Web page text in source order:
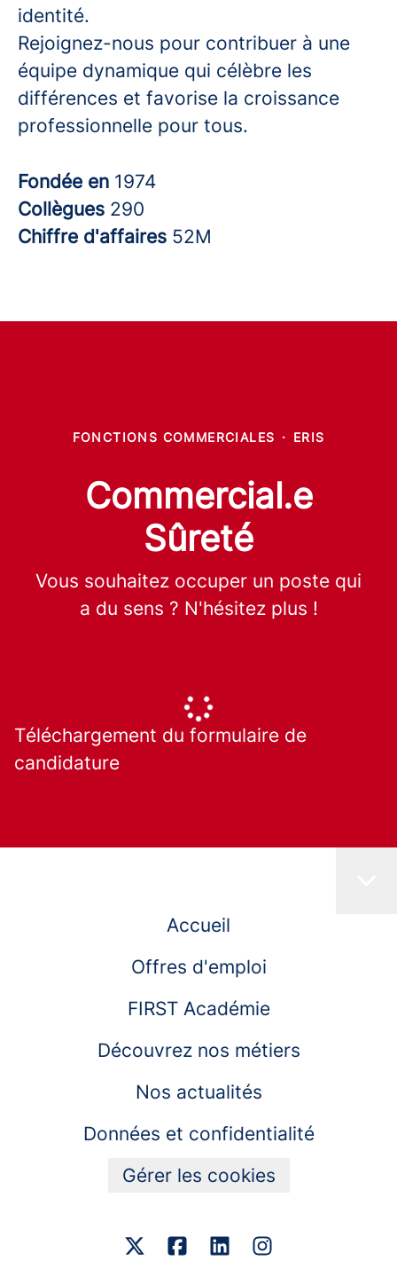
identité.
Rejoignez-nous pour contribuer à une
équipe dynamique qui célèbre les
différences et favorise la croissance
professionnelle pour tous.
Fondée en 1974
Collègues 290
Chiffre d'affaires 52M
FONCTIONS COMMERCIALES · ERIS
Commercial.e
Sûreté
Vous souhaitez occuper un poste qui
a du sens ? N'hésitez plus !
Téléchargement du formulaire de
candidature
Accueil
Offres d'emploi
FIRST Académie
Découvrez nos métiers
Nos actualités
Données et confidentialité
Gérer les cookies